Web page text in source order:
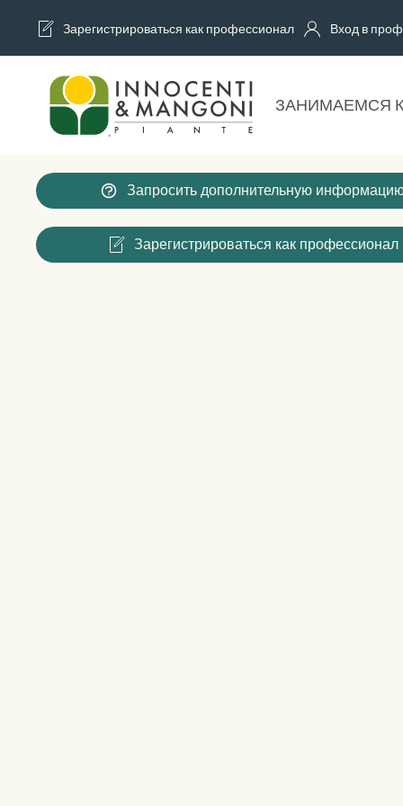
Skip to main content
Зарегистрироваться как профессионал Вход в
ЗАНИМАЕМСЯ
Запросить дополнительную
Зарегистрироваться как профессионал